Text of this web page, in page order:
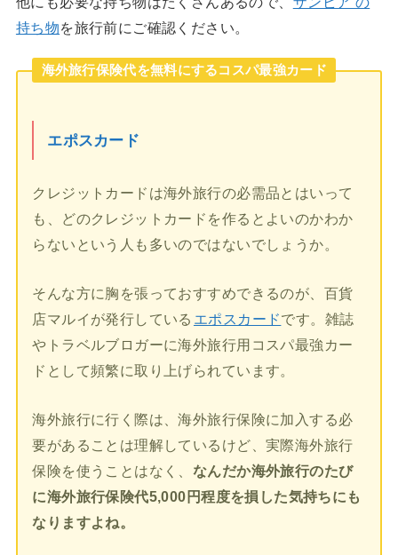
持ち物を旅行前にご確認ください。
海外旅行保険代を無料にするコスパ最強カード
エポスカード
クレジットカードは海外旅行の必需品とはいって
も、どのクレジットカードを作るとよいのかわか
らないという人も多いのではないでしょうか。
そんな方に胸を張っておすすめできるのが、百貨
店マルイが発行している エポスカードです。雑誌
やトラベルブロガーに海外旅行用コスパ最強カー
ドとして頻繁に取り上げられています。
海外旅行に行く際は、海外旅行保険に加入する必
要があることは理解しているけど、実際海外旅行
保険を使うことはなく、 なんだか海外旅行のたび
に海外旅行保険代5,000円程度を損した気持ちにも
なりますよね。